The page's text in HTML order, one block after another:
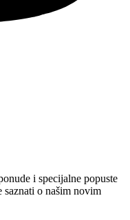
i specijalne popuste
o našim novim